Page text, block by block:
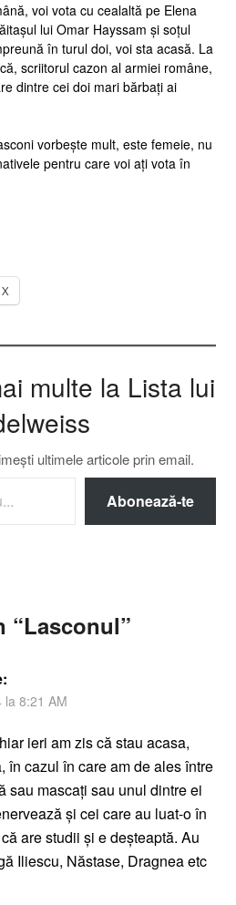
voi vota cu cealaltă pe Elena
lui Omar Hayssam și soțul
în turul doi, voi sta acasă. La
scriitorul cazon al armiei române,
dintre cei doi mari bărbați ai
vorbește mult, este femeie, nu
pentru care voi ați vota în
X
multe la Lista lui
ultimele articole prin email.
Abonează-te
“Lasconul”
la 8:21 AM
ieri am zis că stau acasa,
în cazul în care am de ales între
sau mascați sau unul dintre ei
și cei care au luat-o în
are studii și e deșteaptă. Au
Iliescu, Năstase, Dragnea etc